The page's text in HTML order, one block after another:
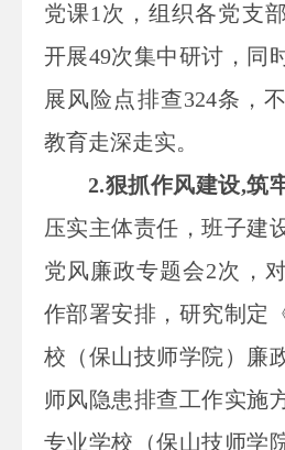
党课1次，组织各党支
开展49次集中研讨，同
展风险点排查324条，
教育走深走实。
2.狠抓作风建设,筑
压实主体责任，班子建
党风廉政专题会2次，
作部署安排，研究制定
校（保山技师学院）廉
师风隐患排查工作实施
专业学校（保山技师学